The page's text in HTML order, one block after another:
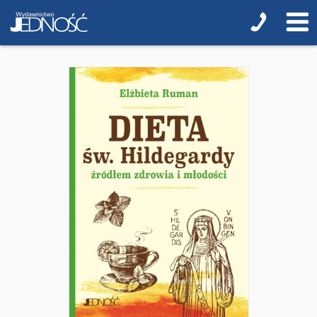
ZAPOWIEDZI
PRZEWODNIKI TERAZ -35% TANIEJ
Albumy o sztuce
Adwent i Boże Narodzenie
Biblie dla najmłodszych
Encyklopedie i leksykony
Ikonopisarstwo
Duchowość, literatura chrześcijańska
Modlitewniki